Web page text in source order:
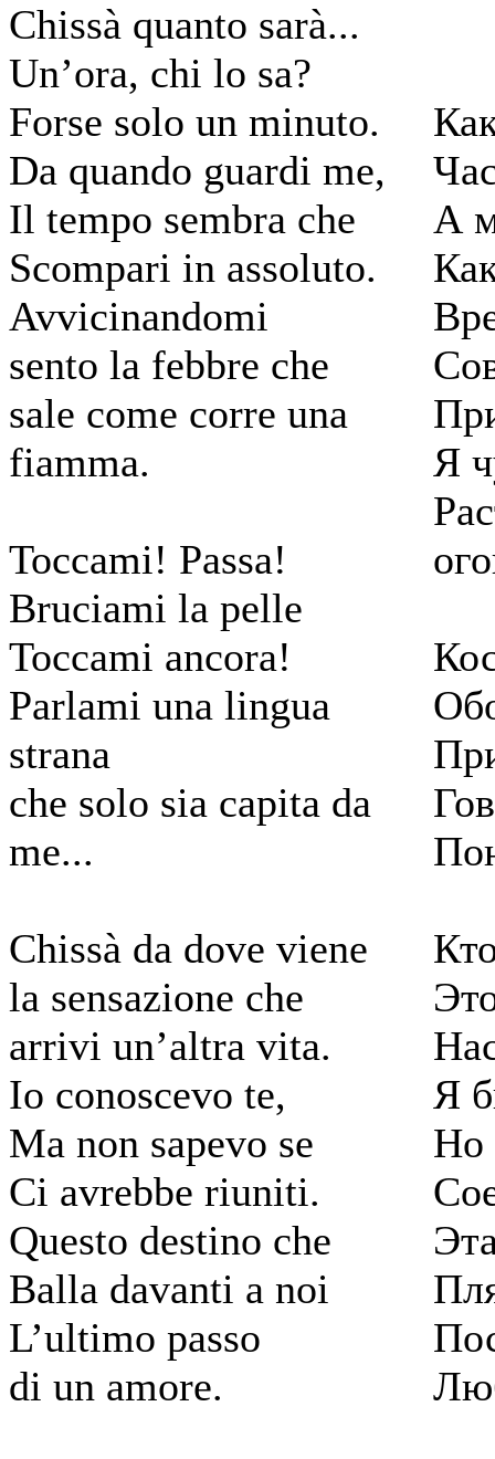
Chissà quanto sarà...
Un’ora, chi lo sa?
Forse solo un minuto.
Da quando guardi me,
Il tempo sembra che
Scompari in assoluto.
Avvicinandomi
sento la febbre che
sale come corre una
fiamma.
Toccami! Passa!
Bruciami la pelle
Toccami ancora!
Parlami una lingua
strana
che solo sia capita da
me...
Chissà da dove viene
la sensazione che
arrivi un’altra vita.
Io conoscevo te,
Ma non sapevo se
Ci avrebbe riuniti.
Questo destino che
Balla davanti a noi
L’ultimo passo
di un amore.
А
Я
Я
Но